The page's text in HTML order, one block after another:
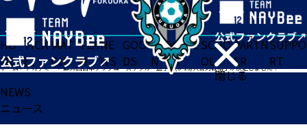
閉じる
HO
ME
TICK
ET
MAT
CH
TEA
M
NE
WS
GOO
DS
FA
N
ACADE
MY
SCHO
OL
PARTN
ER
SUPPO
RT
ホーム>アカデミー>第36回日本クラブユースサッカー選手権(U-15)大会対戦相手が決定しました！
NEWS
ニュース